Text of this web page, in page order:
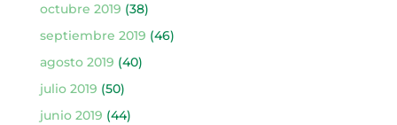
octubre 2019 (38)
septiembre 2019 (46)
agosto 2019 (40)
julio 2019 (50)
junio 2019 (44)